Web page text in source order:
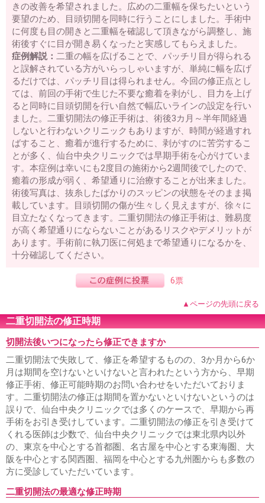
きの改善を希望されました。広めの二重幅を保ちたいという
要望のため、目頭切開を同時に行うことにしました。手術中
に何度も目の開きと二重幅を確認して頂きながら調整し、施
術後すぐに目が開き易くなったと実感してもらえました。
症例解説： 二重の幅を広げることで、パッチリ目が得られる
と誤解されている方がいらっしゃいますが、単純に幅を広げ
るだけでは、パッチリ目は得られません。今回の修正点とし
ては、前回の手術で生じた不要な癒着を剥がし、目力を上げ
ると同時に目頭切開を行い自然で幅広いラインの設定を行い
ました。二重切開法の修正手術は、術後3カ月～半年間経過
しないと行わないクリニックもありますが、時間が経過すれ
ばすること、癒着が進行するために、剥がすのに苦労するこ
とが多く、仙台中央クリニックでは早期手術を心がけていま
す。本症例は幸いにも2度目の施術から2週間後でしたので、
癒着の形成が弱く、希望通りに治療することが出来ました。
術後写真は、抜糸したばかりのスッピンの状態をそのまま掲
載しています。目頭切開の傷が生々しく見えますが、徐々に
目立たなくなってきます。二重切開法の修正手術は、難易度
が高く希望通りにならないことがあるリスクやデメリットが
あります。手術前に執刀医に何処まで希望通りになるかを、
十分確認してください。
6票
▲ページの先頭に戻る
二重切開法の修正時期
切開法後いつになったら修正できますか
二重切開法で失敗して、修正を希望するものの、3か月から6か
月は期間を空けないといけないと言われたという方から、早期
修正手術、修正可能時期のお問い合わせをいただいておりま
す。二重切開法の修正は期間を置かないといけないというのは
誤りで、仙台中央クリニックでは多くのケースで、早期から再
手術をお引き受けしています。二重切開法の修正を引き受けて
くれる医師は少数で、仙台中央クリニックでは東北県内以外
の、東京を中心とする首都圏、名古屋を中心とする東海圏、大
阪を中心とする関西圏、福岡を中心とする九州圏からも多数の
方に受診していただいています。
二重切開法の最適な修正時期